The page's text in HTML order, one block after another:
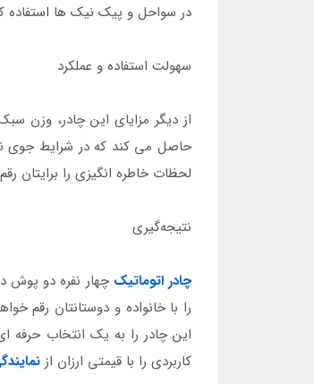
در سواحل و پیک‌ نیک‌ ها استفاده
سهولت استفاده و عملکرد
از دیگر مزایای این چادر، وزن
حاصل می‌ کند که در شرایط جوی نا
لحظات خاطره‌ انگیزی را برایتان
نتیجه‌گیری
چادر اتوماتیک چهار نفره دو پوش
را با خانواده و دوستانتان
این چادر را به یک انتخاب
کاربردی را با قیمتی ارزان از